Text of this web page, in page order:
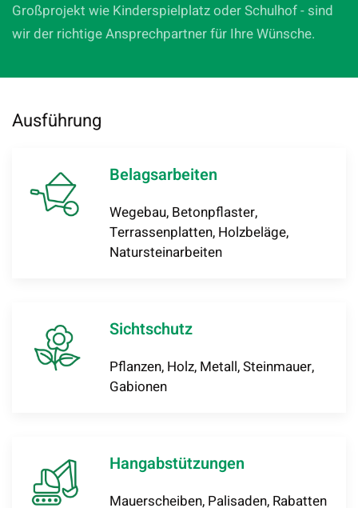
Großprojekt wie Kinderspielplatz oder Schulhof - sind
wir der richtige Ansprechpartner für Ihre Wünsche.
Ausführung
Belagsarbeiten
Wegebau, Betonpflaster,
Terrassenplatten, Holzbeläge,
Natursteinarbeiten
Sichtschutz
Pflanzen, Holz, Metall, Steinmauer,
Gabionen
Hangabstützungen
Mauerscheiben, Palisaden, Rabatten